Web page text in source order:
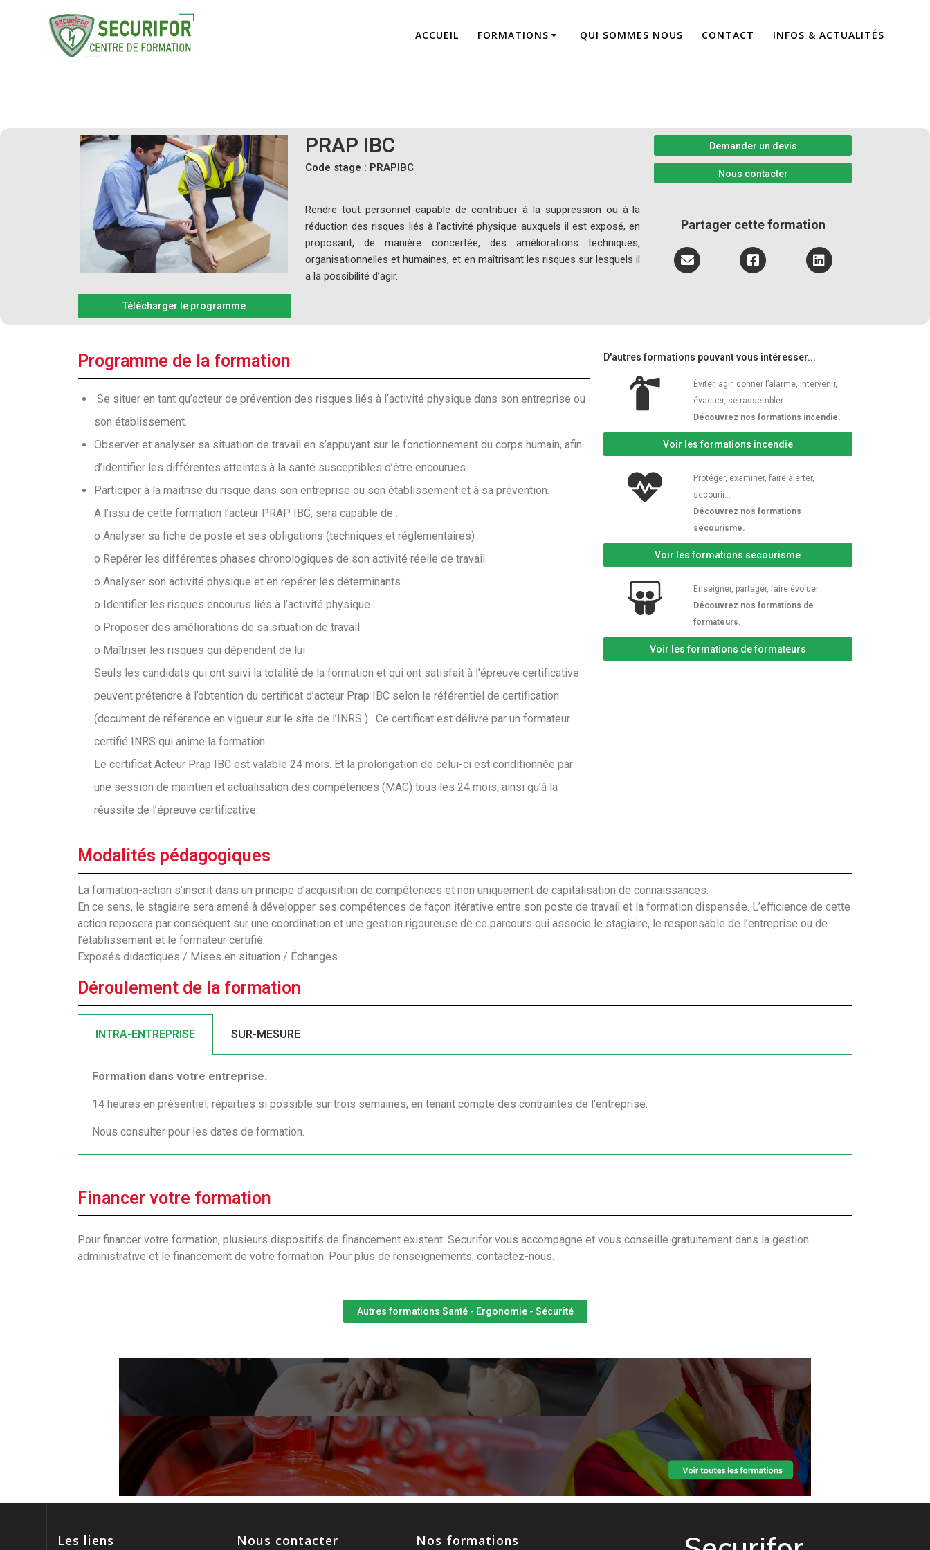
ACCUEIL FORMATIONS QUI SOMMES NOUS CONTACT INFOS & ACTUALITÉS
Télécharger le programme
PRAP IBC
Code stage : PRAPIBC
Rendre tout personnel capable de contribuer à la suppression ou à la
réduction des risques liés à l’activité physique auxquels il est exposé, en
proposant, de manière concertée, des améliorations techniques,
organisationnelles et humaines, et en maîtrisant les risques sur lesquels il
a la possibilité d’agir.
Demander un devis
Nous contacter
Partager cette formation
Programme de la formation
Se situer en tant qu’acteur de prévention des risques liés à l’activité physique dans son entreprise ou
son établissement.
Observer et analyser sa situation de travail en s’appuyant sur le fonctionnement du corps humain, afin
d’identifier les différentes atteintes à la santé susceptibles d’être encourues.
Participer à la maitrise du risque dans son entreprise ou son établissement et à sa prévention.
A l’issu de cette formation l’acteur PRAP IBC, sera capable de :
o Analyser sa fiche de poste et ses obligations (techniques et réglementaires)
o Repérer les différentes phases chronologiques de son activité réelle de travail
o Analyser son activité physique et en repérer les déterminants
o Identifier les risques encourus liés à l’activité physique
o Proposer des améliorations de sa situation de travail
o Maîtriser les risques qui dépendent de lui
Seuls les candidats qui ont suivi la totalité de la formation et qui ont satisfait à l’épreuve certificative
peuvent prétendre à l’obtention du certificat d’acteur Prap IBC selon le référentiel de certification
(document de référence en vigueur sur le site de l’INRS ) . Ce certificat est délivré par un formateur
certifié INRS qui anime la formation.
Le certificat Acteur Prap IBC est valable 24 mois. Et la prolongation de celui-ci est conditionnée par
une session de maintien et actualisation des compétences (MAC) tous les 24 mois, ainsi qu’à la
réussite de l’épreuve certificative.
D'autres formations pouvant vous intéresser...
Éviter, agir, donner l’alarme, intervenir,
évacuer, se rassembler…
Découvrez nos formations incendie.
Voir les formations incendie
Protéger, examiner, faire alerter,
secourir…
Découvrez nos formations
secourisme.
Voir les formations secourisme
Enseigner, partager, faire évoluer…
Découvrez nos formations de
formateurs.
Voir les formations de formateurs
Modalités pédagogiques
La formation-action s’inscrit dans un principe d’acquisition de compétences et non uniquement de capitalisation de connaissances.
En ce sens, le stagiaire sera amené à développer ses compétences de façon itérative entre son poste de travail et la formation dispensée. L’efficience de cette
action reposera par conséquent sur une coordination et une gestion rigoureuse de ce parcours qui associe le stagiaire, le responsable de l’entreprise ou de
l’établissement et le formateur certifié.
Exposés didactiques / Mises en situation / Échanges.
Déroulement de la formation
INTRA-ENTREPRISE SUR-MESURE
Formation dans votre entreprise.
14 heures en présentiel, réparties si possible sur trois semaines, en tenant compte des contraintes de l’entreprise.
Nous consulter pour les dates de formation.
Financer votre formation
Pour financer votre formation, plusieurs dispositifs de financement existent. Securifor vous accompagne et vous conseille gratuitement dans la gestion
administrative et le financement de votre formation. Pour plus de renseignements, contactez-nous.
Autres formations Santé - Ergonomie - Sécurité
Les liens Nous contacter Nos formations